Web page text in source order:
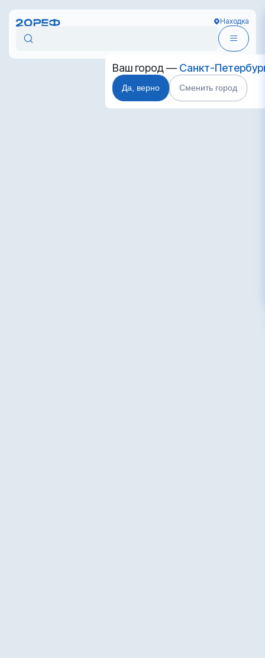
Находка
Ваш город — Санкт-
Да, верно Сменить город